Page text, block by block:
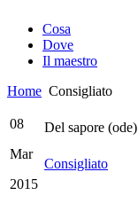
Cosa
Dove
Il maestro
Home Consigliato
08
Mar
2015
Del sapore (ode)
Consigliato